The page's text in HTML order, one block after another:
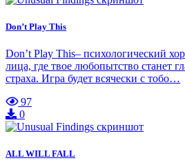
Don’t Play This
Don’t Play This– психологический
лица, где твое любопытство станет
страха. Игра будет всячески с тобо…
97
0
ALL WILL FALL